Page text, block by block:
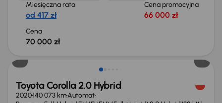
Miesięczna rata
od 417 zł
Cena promocyjna
66 000 zł
Cena
70 000 zł
Toyota Corolla 2.0 Hybrid
2020140 073 kmAutomat